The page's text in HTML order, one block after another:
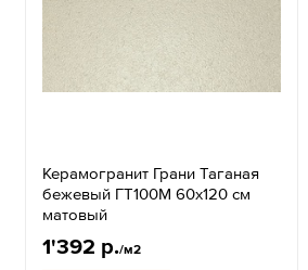
Керамогранит Грани Таганая
бежевый ГТ100М 60х120 см
матовый
1'392 р./м2